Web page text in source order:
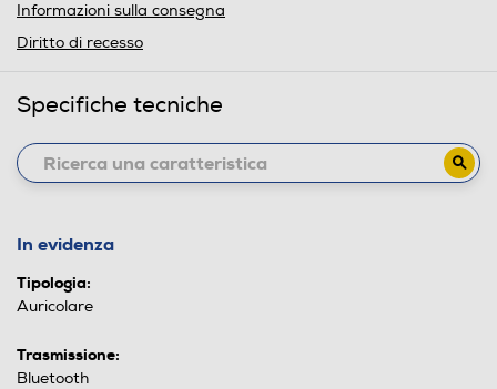
Informazioni sulla consegna
Diritto di recesso
Specifiche tecniche
In evidenza
Tipologia:
Auricolare
Trasmissione:
Bluetooth